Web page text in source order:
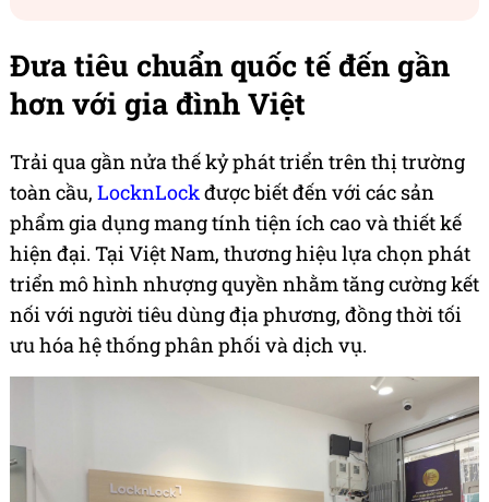
Đưa tiêu chuẩn quốc tế đến gần
hơn với gia đình Việt
Trải qua gần nửa thế kỷ phát triển trên thị trường
toàn cầu, LocknLockđược biết đến với các sản
phẩm gia dụng mang tính tiện ích cao và thiết kế
hiện đại. Tại Việt Nam, thương hiệu lựa chọn phát
triển mô hình nhượng quyền nhằm tăng cường kết
nối với người tiêu dùng địa phương, đồng thời tối
ưu hóa hệ thống phân phối và dịch vụ.